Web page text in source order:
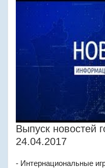
Выпуск новостей
24.04.2017
- Интернациональные